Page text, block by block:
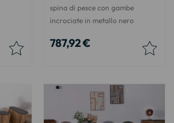
spina di pesce con gambe
incrociate in metallo nero
787,92 €